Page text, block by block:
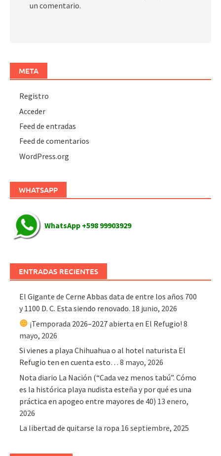
un comentario.
META
Registro
Acceder
Feed de entradas
Feed de comentarios
WordPress.org
WHATSAPP
WhatsApp +598 99903929
ENTRADAS RECIENTES
El Gigante de Cerne Abbas data de entre los años 700
y 1100 D. C. Esta siendo renovado. 18 junio, 2026
¡Temporada 2026–2027 abierta en El Refugio! 8
mayo, 2026
Si vienes a playa Chihuahua o al hotel naturista El
Refugio ten en cuenta esto… 8 mayo, 2026
Nota diario La Nación (“Cada vez menos tabú”. Cómo
es la histórica playa nudista esteña y por qué es una
práctica en apogeo entre mayores de 40) 13 enero,
2026
La libertad de quitarse la ropa 16 septiembre, 2025